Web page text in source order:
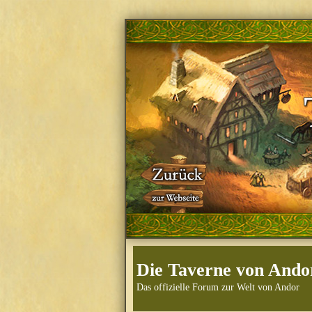
Die Taverne von
Das offizielle Forum zur Welt von Andor